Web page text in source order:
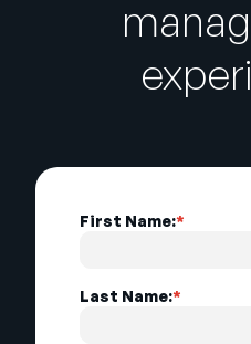
*
First Name:
*
Last Name: